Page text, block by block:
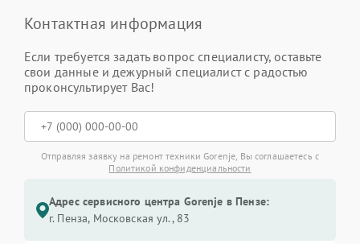
Контактная информация
Если требуется задать вопрос специалисту, оставьте
свои данные и дежурный специалист с радостью
проконсультирует Вас!
Отправляя заявку на ремонт техники Gorenje, Вы соглашаетесь с
Политикой конфиденциальности
Адрес сервисного центра Gorenje в Пензе:
г. Пенза, Московская ул., 83